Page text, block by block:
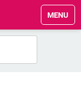
MENU